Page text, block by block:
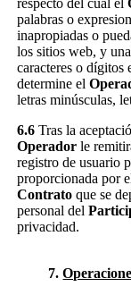
respecto del cual el
palabras o
inapropiadas o
los sitios web, y
caracteres o dígitos
determine el
letras minúsculas,
6.6 Tras la
Operadorle
registro de usuario
proporcionada por
Contratoque se
personal del
privacidad.
7.